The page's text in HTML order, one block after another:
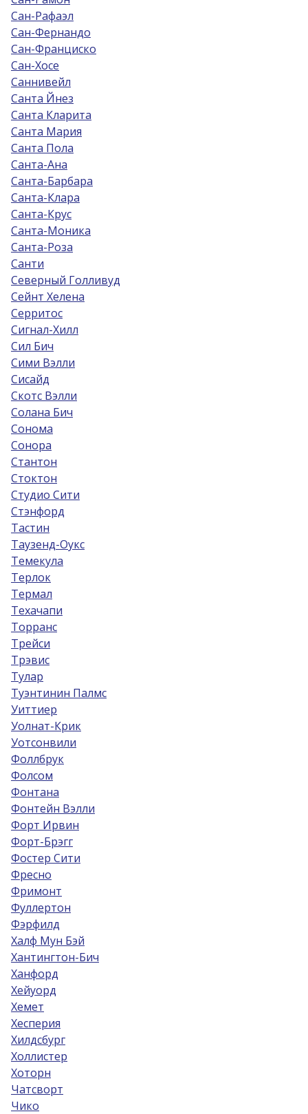
Сан-Рафаэл
Сан-Фернандо
Сан-Франциско
Сан-Хосе
Саннивейл
Санта Йнез
Санта Кларита
Санта Мария
Санта Пола
Санта-Ана
Санта-Барбара
Санта-Клара
Санта-Крус
Санта-Моника
Санта-Роза
Санти
Северный Голливуд
Сейнт Хелена
Серритос
Сигнал-Хилл
Сил Бич
Сими Вэлли
Сисайд
Скотс Вэлли
Солана Бич
Сонома
Сонора
Стантон
Стоктон
Студио Сити
Стэнфорд
Тастин
Таузенд-Оукс
Темекула
Терлок
Термал
Техачапи
Торранс
Трейси
Трэвис
Тулар
Туэнтинин Палмс
Уиттиер
Уолнат-Крик
Уотсонвили
Фоллбрук
Фолсом
Фонтана
Фонтейн Вэлли
Форт Ирвин
Форт-Брэгг
Фостер Сити
Фресно
Фримонт
Фуллертон
Фэрфилд
Халф Мун Бэй
Хантингтон-Бич
Ханфорд
Хейуорд
Хемет
Хесперия
Хилдсбург
Холлистер
Хоторн
Чатсворт
Чико